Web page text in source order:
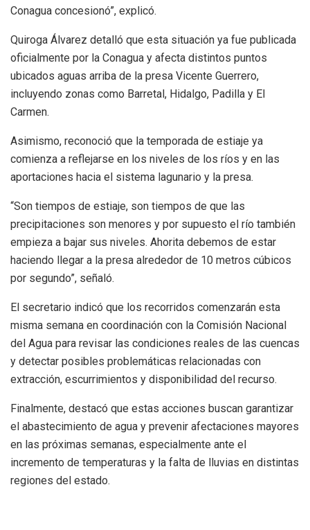
Conagua concesionó”, explicó.
Quiroga Álvarez detalló que esta situación ya fue publicada
oficialmente por la Conagua y afecta distintos puntos
ubicados aguas arriba de la presa Vicente Guerrero,
incluyendo zonas como Barretal, Hidalgo, Padilla y El
Carmen.
Asimismo, reconoció que la temporada de estiaje ya
comienza a reflejarse en los niveles de los ríos y en las
aportaciones hacia el sistema lagunario y la presa.
“Son tiempos de estiaje, son tiempos de que las
precipitaciones son menores y por supuesto el río también
empieza a bajar sus niveles. Ahorita debemos de estar
haciendo llegar a la presa alrededor de 10 metros cúbicos
por segundo”, señaló.
El secretario indicó que los recorridos comenzarán esta
misma semana en coordinación con la Comisión Nacional
del Agua para revisar las condiciones reales de las cuencas
y detectar posibles problemáticas relacionadas con
extracción, escurrimientos y disponibilidad del recurso.
Finalmente, destacó que estas acciones buscan garantizar
el abastecimiento de agua y prevenir afectaciones mayores
en las próximas semanas, especialmente ante el
incremento de temperaturas y la falta de lluvias en distintas
regiones del estado.